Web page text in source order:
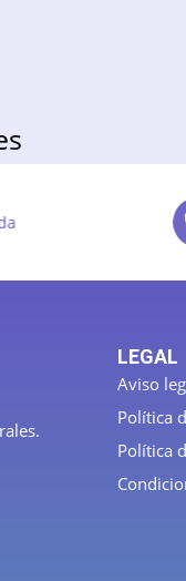
LEGAL
Aviso
Política
Política